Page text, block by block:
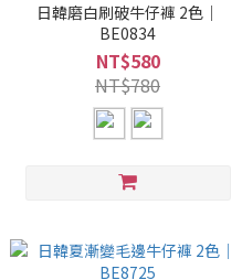
日韓磨白刷破牛仔褲 2色｜
BE0834
NT$580
NT$780